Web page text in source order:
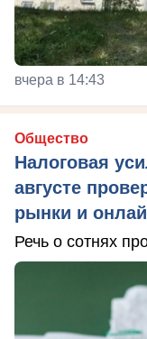
вчера в 14:43
Общество
Налоговая
августе
рынки и
Речь о сотнях